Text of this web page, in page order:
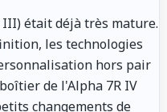
III) était déjà très mature.
les technologies
hors pair
de l'Alpha 7R IV
changements de